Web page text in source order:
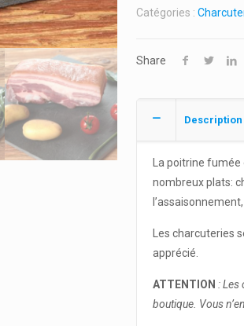
Catégories :
Share
Description
La poitrine
nombreux plats:
Les charcuteries
apprécié.
ATTENTION : Les
boutique. Vous